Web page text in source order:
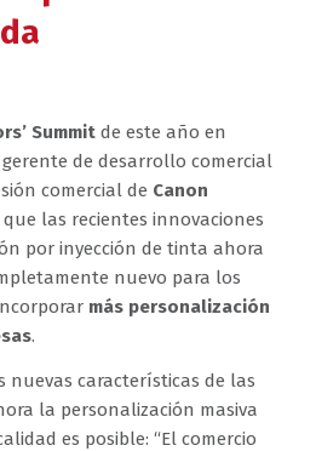
Summitde este año en
gerente de desarrollo comercial
comercial de Canon
las recientes innovaciones
por inyección de tinta ahora
nuevo para los
más personalización
.
nuevas características de las
la personalización masiva
es posible: “El comercio